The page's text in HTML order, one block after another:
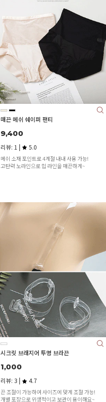
매끈 메쉬 쉐이퍼 팬티
9,400
리뷰: 1 | 5.0
메쉬 소재 포인트로 4계절 내내 사용 가능!
고탄력 노라인으로 힙 라인을 매끈하게~
시크릿 브래지어 투명 브라끈
1,000
리뷰: 3 | 4.7
끈 조절이 가능하여 사이즈에 맞게 조절 가능!
개별 포장으로 위생적이고 보관이 용이해요~